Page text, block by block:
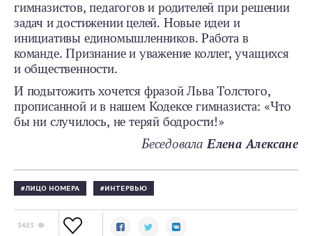
гимназистов, педагогов и родителей при решении
задач и достижении целей. Новые идеи и
инициативы единомышленников. Работа в
команде. Признание и уважение коллег, учащихся
и общественности.
И подытожить хочется фразой Льва Толстого,
прописанной и в нашем Кодексе гимназиста: «Что
бы ни случилось, не теряй бодрости!»
БеседовалаЕлена Алексане
ЛИЦО НОМЕРА ИНТЕРВЬЮ
3483